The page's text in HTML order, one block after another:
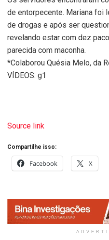
de entorpecente. Mariana foi
de drogas e após ser
revelando estar com dez
parecida com maconha.
*Colaborou Quésia Melo, da
VÍDEOS: g1
Source link
Compartilhe isso:
Facebook X